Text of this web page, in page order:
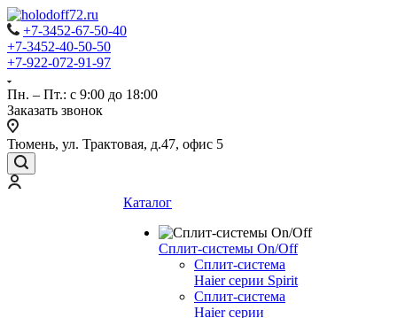
+7-3452-67-50-40
+7-3452-40-50-50
+7-922-072-91-97
Пн. – Пт.: с 9:00 до 18:00
Заказать звонок
Тюмень, ул. Трактовая, д.47, офис 5
Каталог
Сплит-системы On/Off
Сплит-система
Haier серии Spirit
Сплит-система
Haier серии